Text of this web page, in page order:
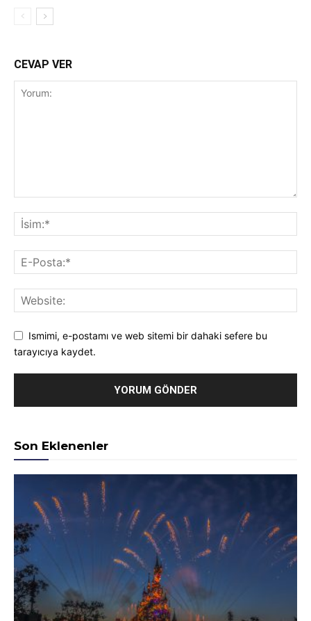
CEVAP VER
Ismimi, e-postamı ve web sitemi bir dahaki sefere bu
tarayıcıya kaydet.
Son Eklenenler